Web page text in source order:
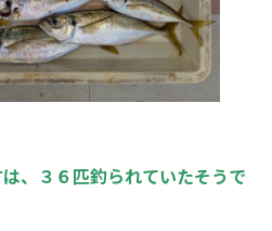
、３６匹釣られていたそうで